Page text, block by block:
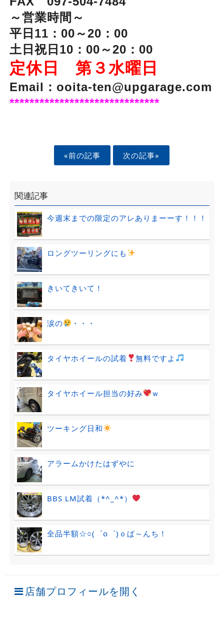
～営業時間～
平日11：00～20：00
土日祝日10：00～20：00
定休日 第３水曜日
Email：ooita-ten@upgarage.com
******************************
«前の記事 次の記事»
関連記事
今週末までの限定のアレありまーーす！！！
ロングツーリングにも
きいてきいて！
涙の ・・・
タイヤホイールの試着 無料ですよ
タイヤホイール担当の好み ｗ
ツーキング日和
アラームかけたはずやに
BBS LM試着（*^_^*）
全品半額☆○(゜ο゜)ｏぱ～んち！
店舗プロフィールを開く